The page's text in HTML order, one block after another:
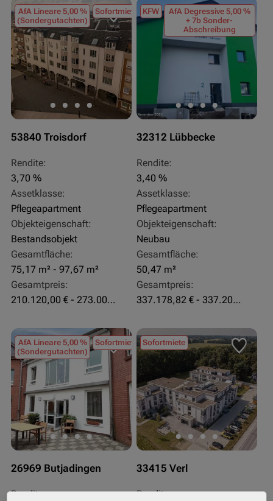
AfA Lineare 5,00 %
(Sondergutachten)
Sofortmiete
53840 Troisdorf
Rendite:
3,70 %
Assetklasse:
Pflegeapartment
Objekteigenschaft:
Bestandsobjekt
Gesamtfläche:
75,17 m² - 97,67 m²
Gesamtpreis:
210.120,00 € - 273.003,24 €
KFW
AfA Degressive 5,00 %
+ 7b Sonder-
Abschreibung
32312 Lübbecke
Rendite:
3,40 %
Assetklasse:
Pflegeapartment
Objekteigenschaft:
Neubau
Gesamtfläche:
50,47 m²
Gesamtpreis:
337.178,82 € - 337.207,06 €
AfA Lineare 5,00 %
(Sondergutachten)
Sofortmiete
26969 Butjadingen
Rendite:
Sofortmiete
33415 Verl
Rendite: